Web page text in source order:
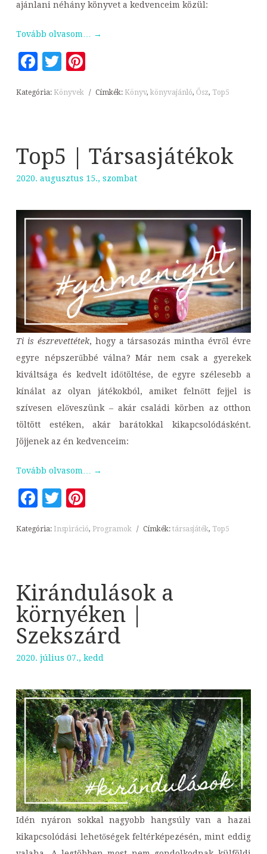
ajánlani néhány könyvet a kedvenceim közül:
Tovább olvasom… →
Facebook
Twitter
Kategória: Könyvek / Címkék: Könyv,könyvajánló,Ősz, Top5
Top5 | Társasjátékok
2020. augusztus 15., szombat
Ti is észrevettétek, hogy a társasozás mintha évről évre
egyre népszerűbbé válna? Már nem csak a gyerekek
kiváltsága és kedvelt időtöltése, de egyre szélesebb a
kínálat az olyan játékokból, amiket felnőtt fejjel is
szívesen előveszünk – akár családi körben az otthon
töltött estéken, akár barátokkal kikapcsolódásként.
Jöjjenek az én kedvenceim:
Tovább olvasom… →
Facebook
Twitter
Kategória: Inspiráció, Programok / Címkék:társasjáték, Top5
Kirándulások a
környéken |
Szekszárd
2020. július 07., kedd
Idén nyáron sokkal nagyobb hangsúly van a hazai
kikapcsolódási lehetőségek feltérképezésén, mint eddig